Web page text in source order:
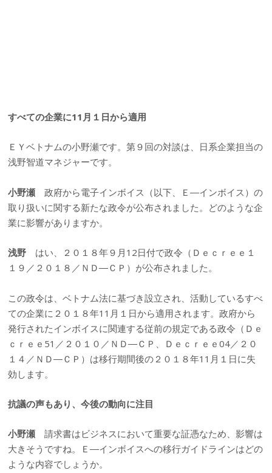
すべての企業に11月１日から適用
ＥＹベトナムの小野瀬です。第９回の対談は、日系企業担当の
浅野智道マネジャーです。
小野瀬 政府から電子インボイス（以下、Ｅ―インボイス）の
取り扱いに関する新たな政令が公布されました。どのような企
業に影響がありますか。
浅野 はい、２０１８年９月12日付で政令（Ｄｅｃｒｅｅ１
１９／２０１８／ＮＤ―ＣＰ）が公布されました。
この政令は、ベトナム法に基づき設立され、活動しているすべ
ての企業に２０１８年11月１日から適用されます。政府から
発行されたインボイスに関連する従前の規定である政令（Ｄｅ
ｃｒｅｅ51／２０１０／ＮＤ―ＣＰ、Ｄｅｃｒｅｅ04／２０
１４／ＮＤ―ＣＰ）は移行期間後の２０１８年11月１日に失
効します。
抗議の声もあり、今後の動向に注目
小野瀬 請求書はビジネスにおいて重要な証憑なため、影響は
大きそうですね。Ｅ―インボイスへの移行ガイドラインはどの
ような内容でしょうか。